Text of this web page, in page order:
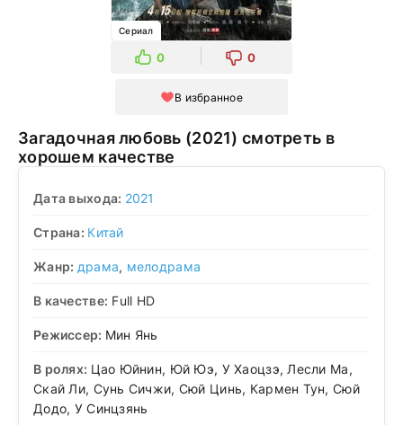
Сериал
0 0
В избранное
Загадочная любовь (2021) смотреть в
хорошем качестве
Дата выхода: 2021
Страна: Китай
Жанр: драма, мелодрама
В качестве: Full HD
Режиссер: Мин Янь
В ролях: Цао Юйнин, Юй Юэ, У Хаоцзэ, Лесли Ма,
Скай Ли, Сунь Сичжи, Сюй Цинь, Кармен Тун, Сюй
Додо, У Синцзянь